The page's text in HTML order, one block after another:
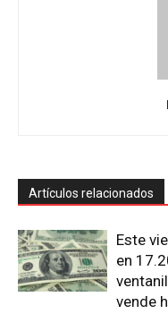
Artículos relacionados
Este
en
vende